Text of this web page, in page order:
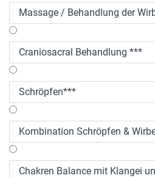
Massage / Behandlung der
Craniosacral Behandlung ***
Schröpfen***
Kombination Schröpfen &
Chakren Balance mit Klangei